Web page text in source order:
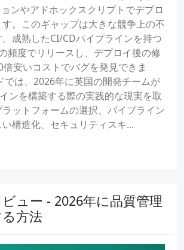
ンやアドホックスクリプトでデプロ
。このギャップは大きな競争上の不
成熟したCI/CDパイプラインを持つ
頻度でリリースし、デプロイ後の修
安いコストでバグを発見できま
では、2026年に英国の開発チームが
ンを構築する際の実践的な現実を取
ットフォームの選択、パイプライン
構造化、セキュリティスキ...
ュー - 2026年に品質管理
方法